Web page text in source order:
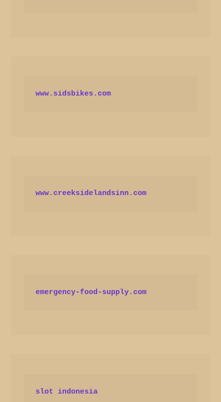
www.sidsbikes.com
www.creeksidelandsinn.com
emergency-food-supply.com
slot indonesia